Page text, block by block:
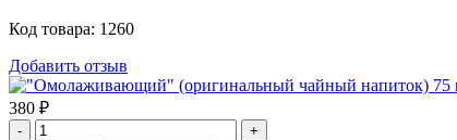
Код товара: 1260
Добавить отзыв
380 ₽
- +